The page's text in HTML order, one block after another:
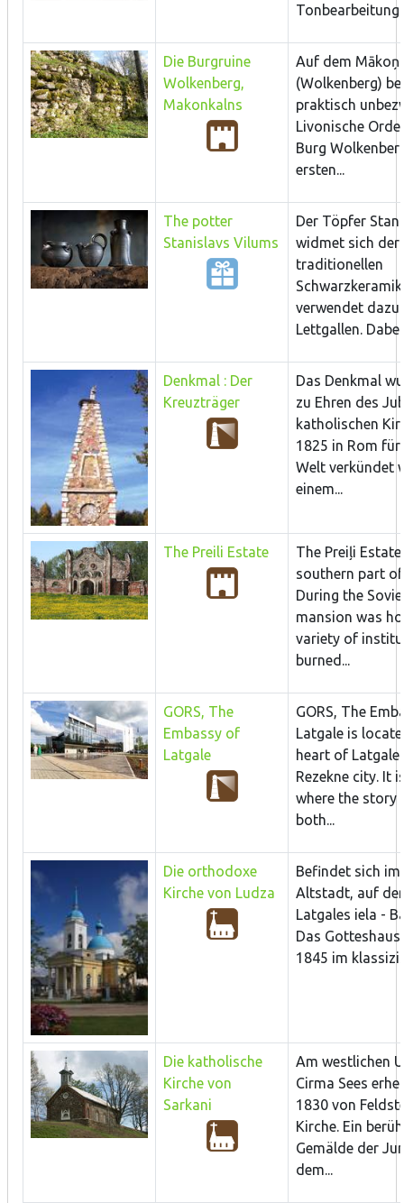
Tonbearbeitung
Die Burgruine
Wolkenberg,
Makonkalns
Auf dem
(Wolkenberg)
praktisch
Livonische
Burg
ersten...
The potter
Stanislavs Vilums
Der Töpfer
widmet sich der
traditionellen
verwendet dazu
Lettgallen.
Denkmal : Der
Kreuzträger
Das Denkmal
zu Ehren des
katholischen
1825 in Rom für
Welt verkündet
einem...
The Preili Estate
The Preiļi
southern part of
During the
mansion was
variety of
burned...
GORS, The
Embassy of
Latgale
GORS, The
Latgale is
heart of Latgale
Rezekne city. It
where the story
both...
Die orthodoxe
Kirche von Ludza
Befindet sich
Altstadt, auf
Latgales iela -
Das
1845 im
Die katholische
Kirche von
Sarkani
Am westlichen
Cirma Sees
1830 von
Kirche. Ein
Gemälde der
dem...